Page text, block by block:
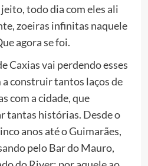
todo dia com eles ali
zoeiras infinitas naquele
agora se foi.
Caxias vai perdendo esses
construir tantos laços de
com a cidade, que
tantas histórias. Desde o
anos até o Guimarães,
pelo Bar do Mauro,